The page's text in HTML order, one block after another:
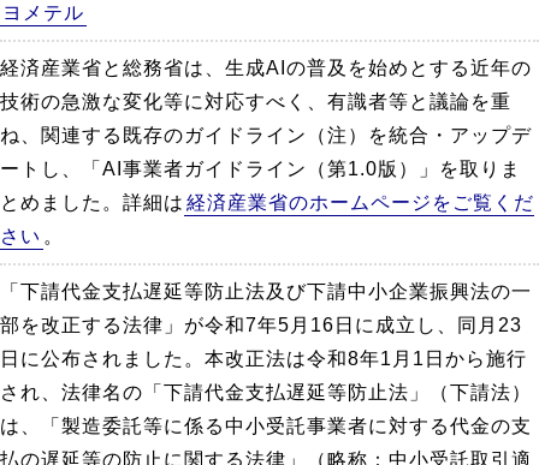
ヨメテル
経済産業省と総務省は、生成AIの普及を始めとする近年の
技術の急激な変化等に対応すべく、有識者等と議論を重
ね、関連する既存のガイドライン（注）を統合・アップデ
ートし、「AI事業者ガイドライン（第1.0版）」を取りま
とめました。詳細は 経済産業省のホームページをご覧くだ
さい 。
「下請代金支払遅延等防止法及び下請中小企業振興法の一
部を改正する法律」が令和7年5月16日に成立し、同月23
日に公布されました。本改正法は令和8年1月1日から施行
され、法律名の「下請代金支払遅延等防止法」（下請法）
は、「製造委託等に係る中小受託事業者に対する代金の支
払の遅延等の防止に関する法律」（略称：中小受託取引適